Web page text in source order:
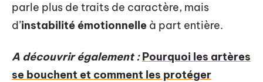
parle plus de traits de caractère, mais
d’instabilité émotionnelle à part entière.
A découvrir également : Pourquoi les artères
se bouchent et comment les protéger